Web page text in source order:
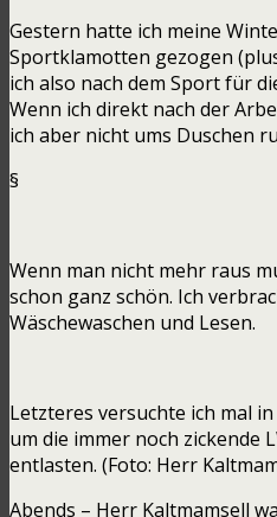
Gestern hatte ich meine
Sportklamotten gezogen
ich also nach dem Sport für
Wenn ich direkt nach der
ich aber nicht ums Duschen
§
Wenn man nicht mehr raus
schon ganz schön. Ich
Wäschewaschen und Lesen.
Letzteres versuchte ich mal
um die immer noch zickende
entlasten. (Foto: Herr
Abends – Herr Kaltmamsell